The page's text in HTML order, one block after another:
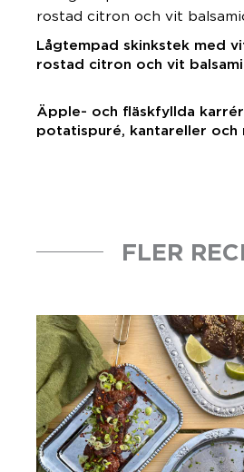
Lågtempad skinkstek med
rostad citron och vit
Äpple- och fläskfyllda
potatispuré, kantareller och
FLER